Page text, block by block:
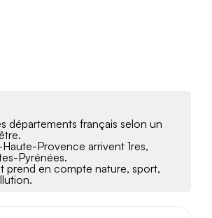
départements français selon un
Provence arrivent 1res,
Pyrénées.
prend en compte nature, sport,